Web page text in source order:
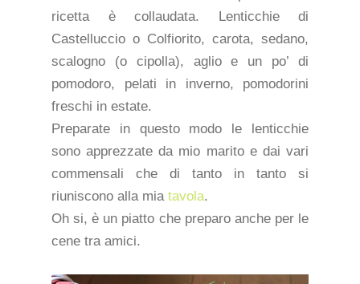
ricetta è collaudata. Lenticchie di
Castelluccio o Colfiorito, carota, sedano,
scalogno (o cipolla), aglio e un po’ di
pomodoro, pelati in inverno, pomodorini
freschi in estate.
Preparate in questo modo le lenticchie
sono apprezzate da mio marito e dai vari
commensali che di tanto in tanto si
riuniscono alla mia tavola.
Oh si, è un piatto che preparo anche per le
cene tra amici.